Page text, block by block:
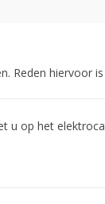
Reden hiervoor
u op het